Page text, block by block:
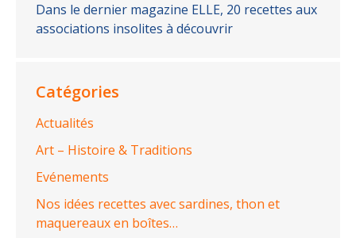
Dans le dernier magazine ELLE, 20 recettes aux
associations insolites à découvrir
Catégories
Actualités
Art – Histoire & Traditions
Evénements
Nos idées recettes avec sardines, thon et
maquereaux en boîtes…